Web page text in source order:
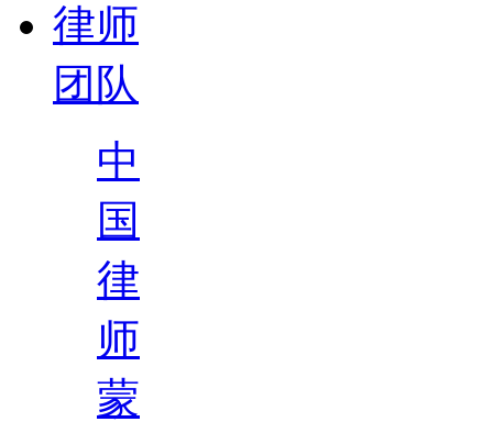
律师
团队
中
国
律
师
蒙